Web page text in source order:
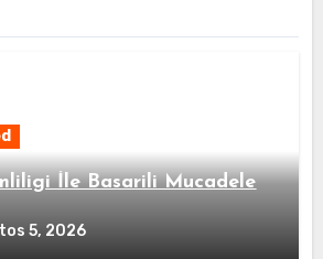
İle Basarili Mucadele
5, 2026